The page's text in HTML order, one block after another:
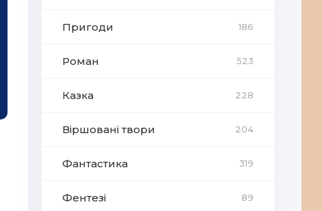
Пригоди 186
Роман 523
Казка 228
Віршовані твори 204
Фантастика 319
Фентезі 89